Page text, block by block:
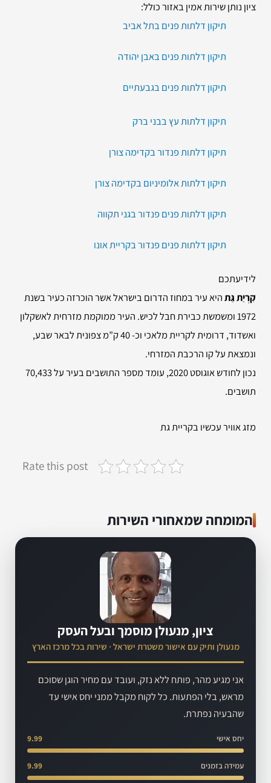
ציון נותן שירות אמין באזור כולל:
תיקון דלתות פנים בתל אביב
תיקון דלתות פנים באבן יהודה
תיקון דלתות פנים בגבעתיים
תיקון דלתות עץ בבני ברק
תיקון דלתות פנדור בקדימה צורן
תיקון דלתות אלומיניום בקדימה צורן
תיקון דלתות פנים פנדור בגני תקווה
תיקון דלתות פנים פנדור בקריית אונו
לידיעתכם
קִרְיַת גַּתהיא עיר במחוז הדרום בישראל אשר הוכרזה כעיר בשנת
1972 ומשמשת כבירת חבל לכיש. העיר ממוקמת מזרחית לאשקלון
ואשדוד, דרומית לקריית מלאכי וכ- 40 ק”מ צפונית לבאר שבע,
ונמצאת על קו הרכבת המזרחי.
נכון לחודש אוגוסט 2020, עומד מספר התושבים בעיר על 70,433
תושבים.
מזג אוויר עכשיו בקריית גת
Rate this post
המומחה שמאחורי השירות
ציון, מנעולן מוסמך ובעל העסק
מנעולן ותיק עם אישור משטרת ישראל · שירות בכל מרכז הארץ
אני מגיע מהר, פותח ללא נזק, ועובד עם מחיר הוגן שסוכם
מראש, בלי הפתעות. כל לקוח מקבל ממני יחס אישי עד
שהבעיה נפתרת.
יחס אישי 9.99
עמידה בזמנים 9.99